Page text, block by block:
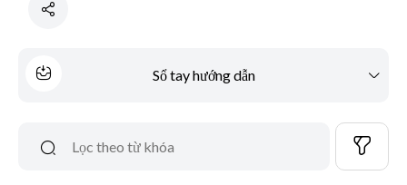
Sổ tay hướng dẫn